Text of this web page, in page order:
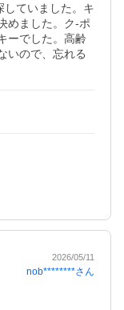
していました。キ
めました。ク-ポ
ーでした。高齢
いので、忘れる
2026/05/11
nob********さん